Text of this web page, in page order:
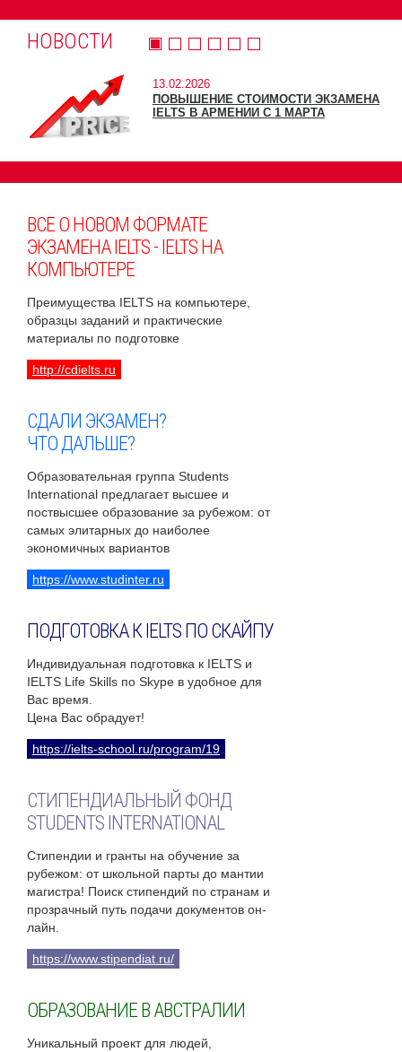
НОВОСТИ
13.02.2026
ПОВЫШЕНИЕ СТОИМОСТИ ЭКЗАМЕНА
IELTS В АРМЕНИИ С 1 МАРТА
ВСЕ О НОВОМ ФОРМАТЕ
ЭКЗАМЕНА IELTS - IELTS НА
КОМПЬЮТЕРЕ
Преимущества IELTS на компьютере,
образцы заданий и практические
материалы по подготовке
http://cdielts.ru
СДАЛИ ЭКЗАМЕН?
ЧТО ДАЛЬШЕ?
Образовательная группа Students
International предлагает высшее и
поствысшее образование за рубежом: от
самых элитарных до наиболее
экономичных вариантов
https://www.studinter.ru
ПОДГОТОВКА К IELTS ПО СКАЙПУ
Индивидуальная подготовка к IELTS и
IELTS Life Skills по Skype в удобное для
Вас время.
Цена Вас обрадует!
https://ielts-school.ru/program/19
СТИПЕНДИАЛЬНЫЙ ФОНД
STUDENTS INTERNATIONAL
Стипендии и гранты на обучение за
рубежом: от школьной парты до мантии
магистра! Поиск стипендий по странам и
прозрачный путь подачи документов он-
лайн.
https://www.stipendiat.ru/
ОБРАЗОВАНИЕ В АВСТРАЛИИ
Уникальный проект для людей,